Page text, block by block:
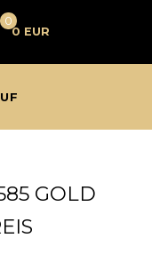
0
0 EUR
GOLD